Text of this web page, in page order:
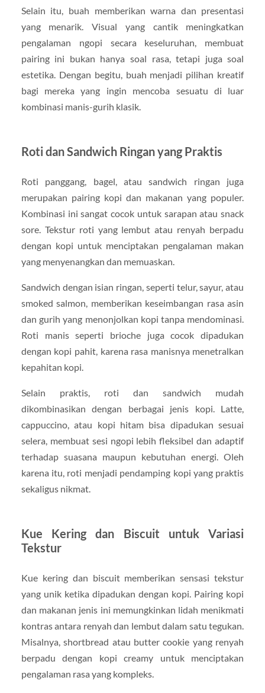
Selain itu, buah memberikan warna dan presentasi
yang menarik. Visual yang cantik meningkatkan
pengalaman ngopi secara keseluruhan, membuat
pairing ini bukan hanya soal rasa, tetapi juga soal
estetika. Dengan begitu, buah menjadi pilihan kreatif
bagi mereka yang ingin mencoba sesuatu di luar
kombinasi manis-gurih klasik.
Roti dan Sandwich Ringan yang Praktis
Roti panggang, bagel, atau sandwich ringan juga
merupakan pairing kopi dan makanan yang populer.
Kombinasi ini sangat cocok untuk sarapan atau snack
sore. Tekstur roti yang lembut atau renyah berpadu
dengan kopi untuk menciptakan pengalaman makan
yang menyenangkan dan memuaskan.
Sandwich dengan isian ringan, seperti telur, sayur, atau
smoked salmon, memberikan keseimbangan rasa asin
dan gurih yang menonjolkan kopi tanpa mendominasi.
Roti manis seperti brioche juga cocok dipadukan
dengan kopi pahit, karena rasa manisnya menetralkan
kepahitan kopi.
Selain praktis, roti dan sandwich mudah
dikombinasikan dengan berbagai jenis kopi. Latte,
cappuccino, atau kopi hitam bisa dipadukan sesuai
selera, membuat sesi ngopi lebih fleksibel dan adaptif
terhadap suasana maupun kebutuhan energi. Oleh
karena itu, roti menjadi pendamping kopi yang praktis
sekaligus nikmat.
Kue Kering dan Biscuit untuk Variasi
Tekstur
Kue kering dan biscuit memberikan sensasi tekstur
yang unik ketika dipadukan dengan kopi. Pairing kopi
dan makanan jenis ini memungkinkan lidah menikmati
kontras antara renyah dan lembut dalam satu tegukan.
Misalnya, shortbread atau butter cookie yang renyah
berpadu dengan kopi creamy untuk menciptakan
pengalaman rasa yang kompleks.